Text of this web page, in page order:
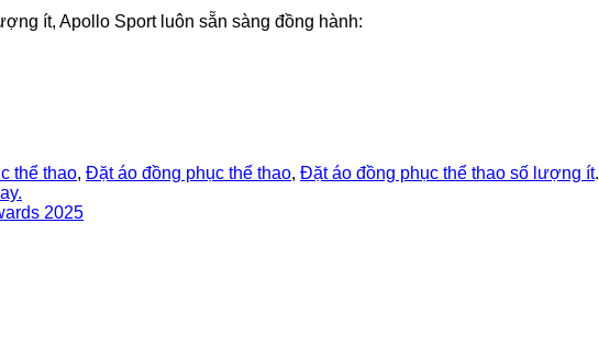
ít, Apollo Sport luôn sẵn sàng đồng hành:
thể thao, Đặt áo đồng phục thể thao, Đặt áo đồng phục thể thao số lượng ít.
2025